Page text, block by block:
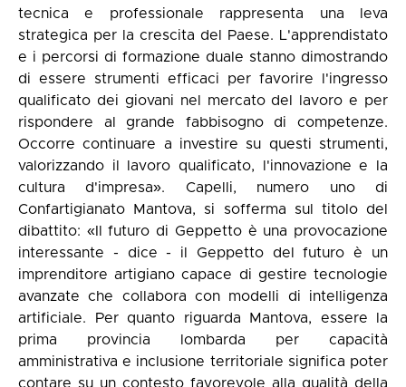
tecnica e professionale rappresenta una leva
strategica per la crescita del Paese. L'apprendistato
e i percorsi di formazione duale stanno dimostrando
di essere strumenti efficaci per favorire l'ingresso
qualificato dei giovani nel mercato del lavoro e per
rispondere al grande fabbisogno di competenze.
Occorre continuare a investire su questi strumenti,
valorizzando il lavoro qualificato, l'innovazione e la
cultura d'impresa». Capelli, numero uno di
Confartigianato Mantova, si sofferma sul titolo del
dibattito: «Il futuro di Geppetto è una provocazione
interessante - dice - il Geppetto del futuro è un
imprenditore artigiano capace di gestire tecnologie
avanzate che collabora con modelli di intelligenza
artificiale. Per quanto riguarda Mantova, essere la
prima provincia lombarda per capacità
amministrativa e inclusione territoriale significa poter
contare su un contesto favorevole alla qualità della